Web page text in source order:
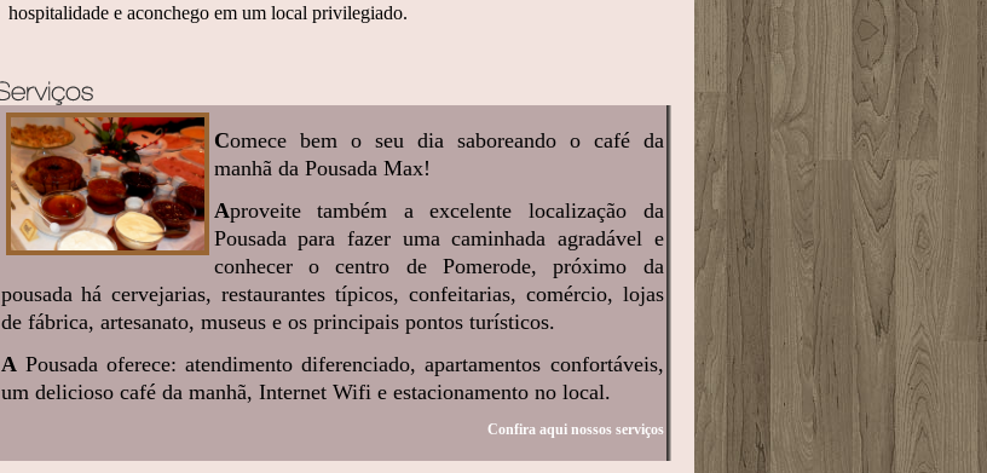
hospitalidade e aconchego em um local privilegiado.
Comece bem o seu dia saboreando o café da
manhã da Pousada Max!
Aproveite também a excelente localização da
Pousada para fazer uma caminhada agradável e
conhecer o centro de Pomerode, próximo da
pousada há cervejarias, restaurantes típicos, confeitarias, comércio, lojas
de fábrica, artesanato, museus e os principais pontos turísticos.
A Pousada oferece: atendimento diferenciado, apartamentos confortáveis,
um delicioso café da manhã, Internet Wifi e estacionamento no local.
Confira aqui nossos serviços